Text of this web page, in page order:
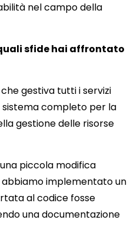
nel campo della
sfide hai affrontato
gestiva tutti i servizi
sistema completo per la
gestione delle risorse
piccola modifica
abbiamo implementato un
al codice fosse
una documentazione